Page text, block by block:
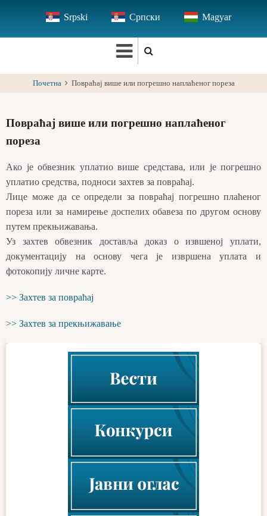
main
Srpski Српски Magyar
Почетна Повраћај више или погрешно наплаћеног пореза
Повраћај више или погрешно наплаћеног
пореза
Ако је обвезник уплатио више средстава, или је погрешно
уплатио средства, подноси захтев за повраћај.
Лице може да се определи за повраћај погрешно плаћеног
пореза или за намирење доспелих обавеза по другом основу
путем прекњижавања.
Уз захтев обвезник доставља доказ о извшеној уплати,
документацију на основу чега је извршена уплата и
фотокопију личне карте.
>> Захтев за повраћај
>> Захтев за прекњижавање